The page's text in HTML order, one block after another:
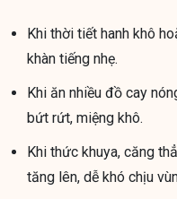
Khi thời tiết hanh khô
khàn tiếng nhẹ.
Khi ăn nhiều đồ cay
bứt rứt, miệng khô.
Khi thức khuya, căng
tăng lên, dễ khó chịu